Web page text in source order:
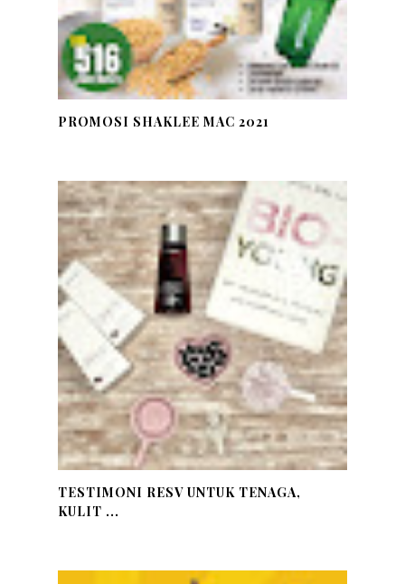
PROMOSI SHAKLEE MAC 2021
TESTIMONI RESV UNTUK TENAGA,
KULIT ...